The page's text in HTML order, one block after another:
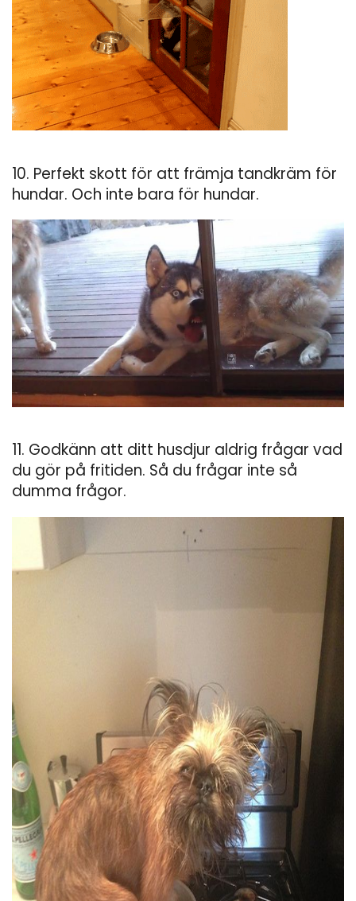
10. Perfekt skott för att främja tandkräm för
hundar. Och inte bara för hundar.
11. Godkänn att ditt husdjur aldrig frågar vad
du gör på fritiden. Så du frågar inte så
dumma frågor.